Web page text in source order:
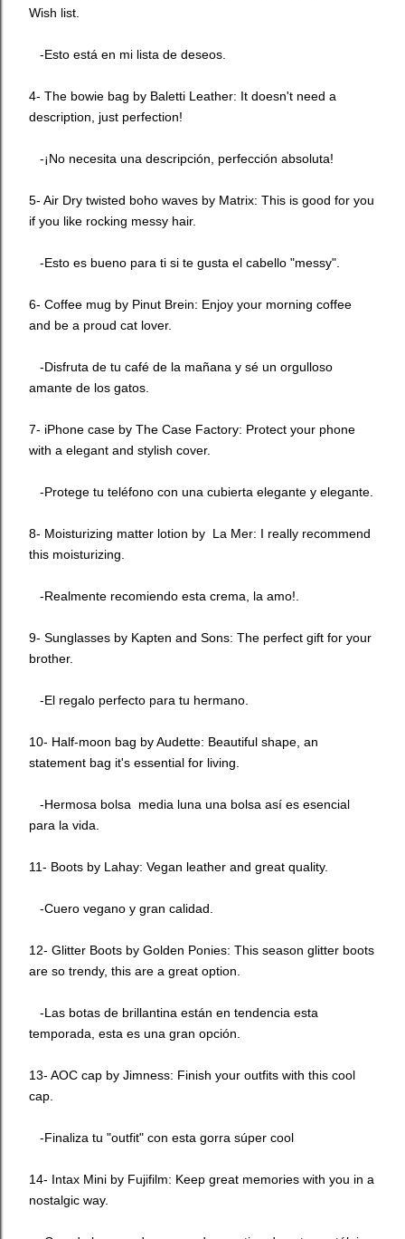
Wish list.
-Esto está en mi lista de deseos.
4- The bowie bag by Baletti Leather: It doesn't need a
description, just perfection!
-¡No necesita una descripción, perfección absoluta!
5- Air Dry twisted boho waves by Matrix: This is good for you
if you like rocking messy hair.
-Esto es bueno para ti si te gusta el cabello "messy".
6- Coffee mug by Pinut Brein: Enjoy your morning coffee
and be a proud cat lover.
-Disfruta de tu café de la mañana y sé un orgulloso
amante de los gatos.
7- iPhone case by The Case Factory: Protect your phone
with a elegant and stylish cover.
-Protege tu teléfono con una cubierta elegante y elegante.
8- Moisturizing matter lotion by La Mer: I really recommend
this moisturizing.
-Realmente recomiendo esta crema, la amo!.
9- Sunglasses by Kapten and Sons: The perfect gift for your
brother.
-El regalo perfecto para tu hermano.
10- Half-moon bag byAudette: Beautiful shape, an
statement bag it's essential for living.
-Hermosa bolsa media luna una bolsa así es esencial
para la vida.
11- Boots by Lahay: Vegan leather and great quality.
-Cuero vegano y gran calidad.
12- Glitter Boots by Golden Ponies: This season glitter boots
are so trendy, this are a great option.
-Las botas de brillantina están en tendencia esta
temporada, esta es una gran opción.
13- AOC cap by Jimness: Finish your outfits with this cool
cap.
-Finaliza tu "outfit" con esta gorra súper cool
14- Intax Mini by Fujifilm: Keep great memories with you in a
nostalgic way.